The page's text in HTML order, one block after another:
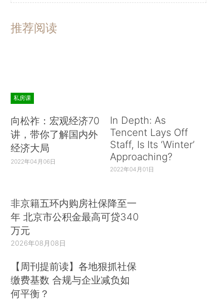
推荐阅读
私房课
向松祚：宏观经济70
讲，带你了解国内外
经济大局
2022年04月06日
In Depth: As
Tencent Lays Off
Staff, Is Its ‘Winter’
Approaching?
2022年04月01日
非京籍五环内购房社保降至一
年 北京市公积金最高可贷340
万元
2026年08月08日
【周刊提前读】各地狠抓社保
缴费基数 合规与企业减负如
何平衡？